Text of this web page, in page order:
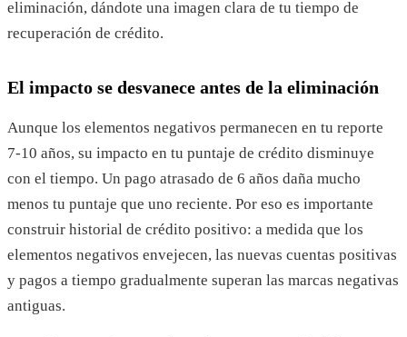
eliminación, dándote una imagen clara de tu tiempo de
recuperación de crédito.
El impacto se desvanece antes de la eliminación
Aunque los elementos negativos permanecen en tu reporte
7-10 años, su impacto en tu puntaje de crédito disminuye
con el tiempo. Un pago atrasado de 6 años daña mucho
menos tu puntaje que uno reciente. Por eso es importante
construir historial de crédito positivo: a medida que los
elementos negativos envejecen, las nuevas cuentas positivas
y pagos a tiempo gradualmente superan las marcas negativas
antiguas.